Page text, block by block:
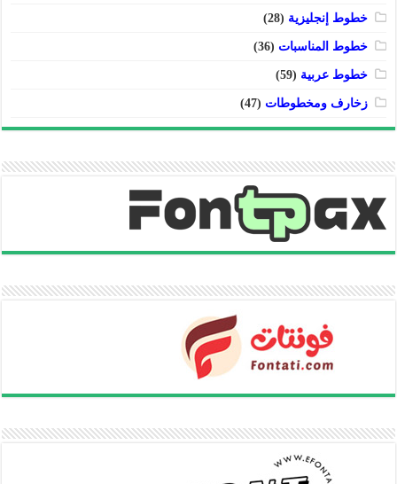
خطوط إنجليزية (28)
خطوط المناسبات (36)
خطوط عربية (59)
زخارف ومخطوطات (47)